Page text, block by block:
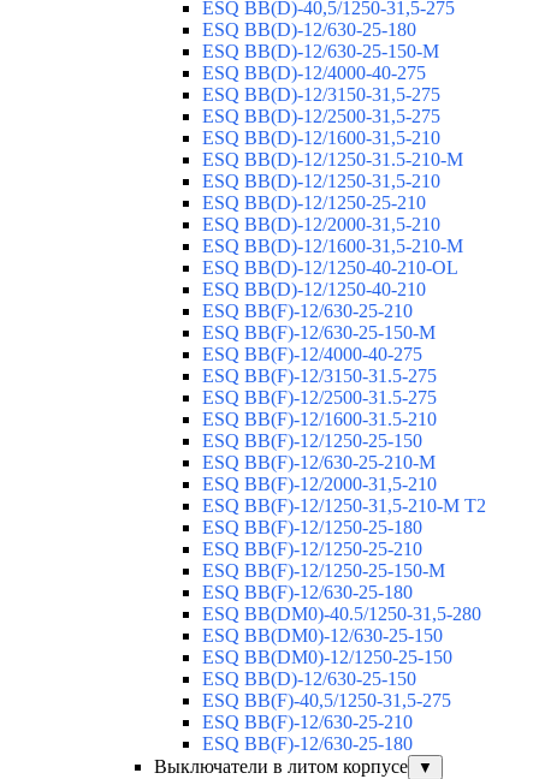
ESQ ВВ(D)-40,5/1250-31,5-275
ESQ ВВ(D)-12/630-25-180
ESQ ВВ(D)-12/630-25-150-М
ESQ ВВ(D)-12/4000-40-275
ESQ ВВ(D)-12/3150-31,5-275
ESQ ВВ(D)-12/2500-31,5-275
ESQ ВВ(D)-12/1600-31,5-210
ESQ ВВ(D)-12/1250-31.5-210-М
ESQ ВВ(D)-12/1250-31,5-210
ESQ ВВ(D)-12/1250-25-210
ESQ BB(D)-12/2000-31,5-210
ESQ BB(D)-12/1600-31,5-210-М
ESQ BB(D)-12/1250-40-210-OL
ESQ BB(D)-12/1250-40-210
ESQ ВВ(F)-12/630-25-210
ESQ ВВ(F)-12/630-25-150-М
ESQ ВВ(F)-12/4000-40-275
ESQ ВВ(F)-12/3150-31.5-275
ESQ ВВ(F)-12/2500-31.5-275
ESQ ВВ(F)-12/1600-31.5-210
ESQ ВВ(F)-12/1250-25-150
ESQ BB(F)-12/630-25-210-М
ESQ BB(F)-12/2000-31,5-210
ESQ BB(F)-12/1250-31,5-210-М T2
ESQ BB(F)-12/1250-25-180
ESQ ВВ(F)-12/1250-25-210
ESQ ВВ(F)-12/1250-25-150-М
ESQ BB(F)-12/630-25-180
ESQ ВВ(DM0)-40.5/1250-31,5-280
ESQ ВВ(DM0)-12/630-25-150
ESQ ВВ(DM0)-12/1250-25-150
ESQ BB(D)-12/630-25-150
ESQ ВВ(F)-40,5/1250-31,5-275
ESQ ВВ(F)-12/630-25-210
ESQ ВВ(F)-12/630-25-180
Выключатели в литом корпусе
▼